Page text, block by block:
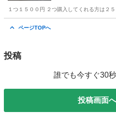
１つ１５００円 ２つ購入してくれる方は２
ページTOPへ
投稿
誰でも今すぐ30
投稿画面